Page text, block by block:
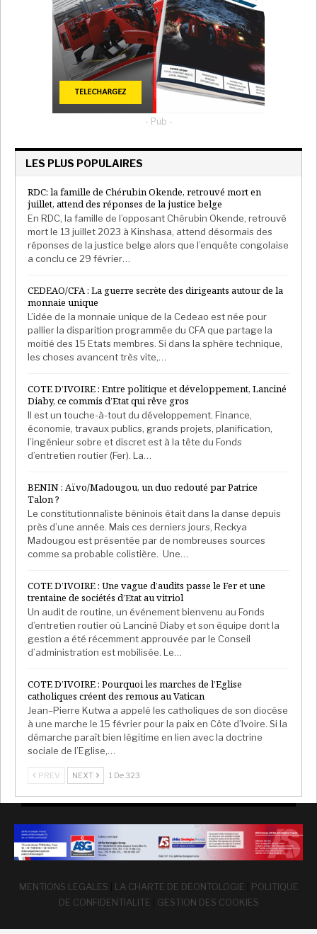
- Pub -
LES PLUS POPULAIRES
RDC: la famille de Chérubin Okende, retrouvé mort en
juillet, attend des réponses de la justice belge
En RDC, la famille de l’opposant Chérubin Okende, retrouvé
mort le 13 juillet 2023 à Kinshasa, attend désormais des
réponses de la justice belge alors que l’enquête congolaise
a conclu ce 29 février…
CEDEAO/CFA : La guerre secrète des dirigeants autour de la
monnaie unique
L’idée de la monnaie unique de la Cedeao est née pour
pallier la disparition programmée du CFA que partage la
moitié des 15 Etats membres. Si dans la sphère technique,
les choses avancent très vite,…
COTE D’IVOIRE : Entre politique et développement, Lanciné
Diaby, ce commis d’Etat qui rêve gros
Il est un touche-à-tout du développement. Finance,
économie, travaux publics, grands projets, planification,
l’ingénieur sobre et discret est à la tête du Fonds
d’entretien routier (Fer). La…
BENIN : Aïvo/Madougou, un duo redouté par Patrice
Talon ?
Le constitutionnaliste béninois était dans la danse depuis
près d’une année. Mais ces derniers jours, Reckya
Madougou est présentée par de nombreuses sources
comme sa probable colistière. Une…
COTE D’IVOIRE : Une vague d’audits passe le Fer et une
trentaine de sociétés d’Etat au vitriol
Un audit de routine, un événement bienvenu au Fonds
d’entretien routier où Lanciné Diaby et son équipe dont la
gestion a été récemment approuvée par le Conseil
d’administration est mobilisée. Le…
COTE D’IVOIRE : Pourquoi les marches de l’Eglise
catholiques créent des remous au Vatican
Jean–Pierre Kutwa a appelé les catholiques de son diocèse
à une marche le 15 février pour la paix en Côte d’Ivoire. Si la
démarche paraît bien légitime en lien avec la doctrine
sociale de l’Eglise,…
PREV NEXT 1 De 323
MENTIONS LEGALES LA CHARTE DE DEONTOLOGIE
POLITIQUE
DE CONFIDENTIALITE
GESTION DES COOKIES